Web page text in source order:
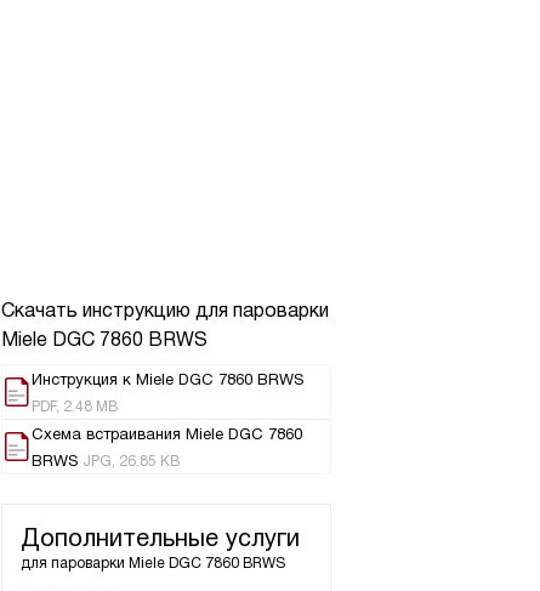
Скачать инструкцию для пароварки
Miele DGC 7860 BRWS
Инструкция к Miele DGC 7860 BRWS
PDF, 2.48 MB
Схема встраивания Miele DGC 7860
BRWS JPG, 26.85 KB
Дополнительные услуги
для пароварки Miele DGC 7860 BRWS